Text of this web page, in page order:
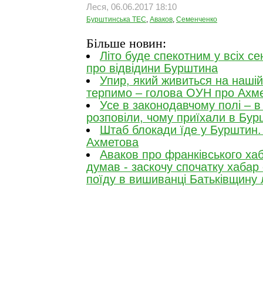
Леся, 06.06.2017 18:10
Бурштинська ТЕС, Аваков, Семенченко
Більше новин:
Літо буде спекотним у всіх
про відвідини Бурштина
Упир, який живиться на
терпимо – голова ОУН про
Усе в законодавчому полі –
розповіли, чому приїхали в
Штаб блокади їде у Бурштин.
Ахметова
Аваков про франківського
думав - заскочу спочатку
поїду в вишиванці